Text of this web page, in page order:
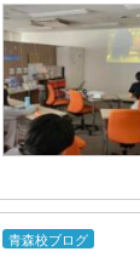
青森校ブログ